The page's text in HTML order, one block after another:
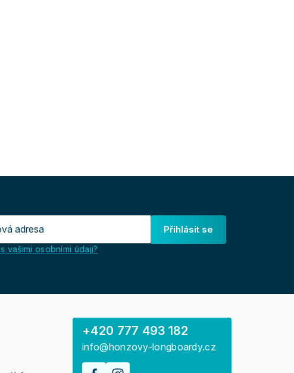
Přihlásit se
vašimi osobními údaji?
+420 777 493 182
info@honzovy-longboardy.cz